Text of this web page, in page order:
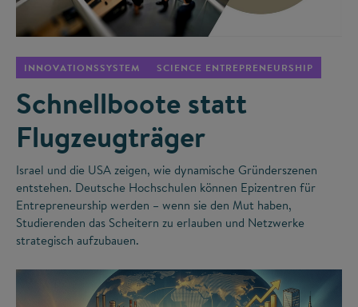
INNOVATIONSSYSTEM SCIENCE ENTREPRENEURSHIP
Schnellboote statt
Flugzeugträger
Israel und die USA zeigen, wie dynamische Gründerszenen
entstehen. Deutsche Hochschulen können Epizentren für
Entrepreneurship werden – wenn sie den Mut haben,
Studierenden das Scheitern zu erlauben und Netzwerke
strategisch aufzubauen.